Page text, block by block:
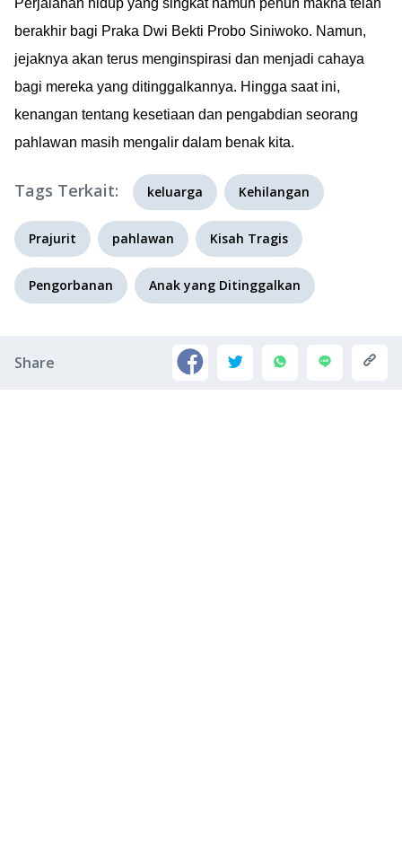
Perjalanan hidup yang singkat namun penuh makna telah
berakhir bagi Praka Dwi Bekti Probo Siniwoko. Namun,
jejaknya akan terus menginspirasi dan menjadi cahaya
bagi mereka yang ditinggalkannya. Hingga saat ini,
kenangan tentang kesetiaan dan pengabdian seorang
pahlawan masih mengalir dalam benak kita.
Tags Terkait: keluarga Kehilangan
Prajurit pahlawan Kisah Tragis
Pengorbanan Anak yang Ditinggalkan
Share